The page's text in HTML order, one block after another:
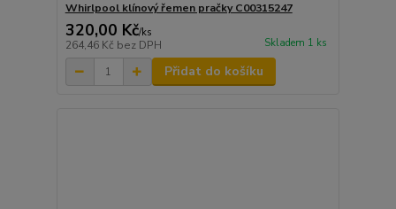
Whirlpool klínový řemen pračky C00315247
320,00 Kč/ks
264,46 Kč bez DPH Skladem 1 ks
Přidat do košíku